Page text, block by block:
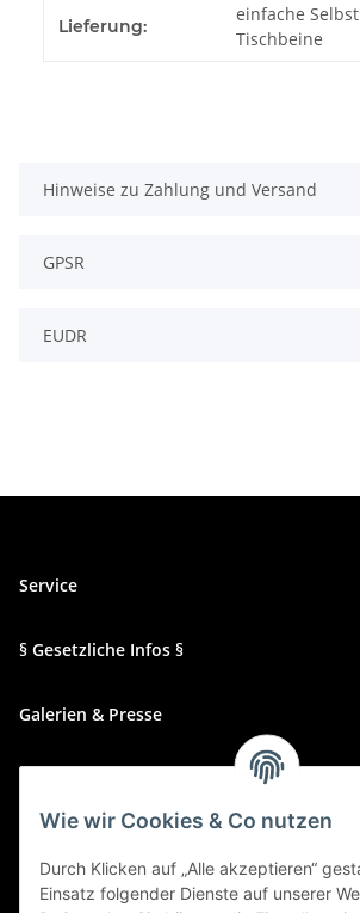
Wie wir Cookies & Co nutzen
Durch Klicken auf „Alle akzeptieren“
Einsatz folgender Dienste auf unserer
Lieferung:
einfache
Tischbeine
Hinweise zu Zahlung und Versand
GPSR
EUDR
Service
§ Gesetzliche Infos §
Galerien & Presse
Zahlungsmethoden